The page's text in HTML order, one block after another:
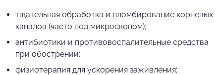
тщательная обработка и пломбирование корневых
каналов (часто под микроскопом);
антибиотики и противовоспалительные средства
при обострении;
физиотерапия для ускорения заживления;